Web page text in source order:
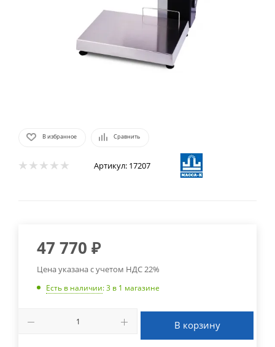
В избранное Сравнить
Артикул: 17207
47 770 ₽
Цена указана с учетом НДС 22%
Есть в наличии: 3 в 1 магазине
В корзину